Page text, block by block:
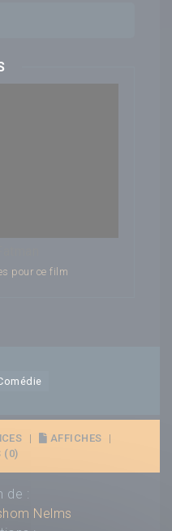
pour ce film
| AFFICHES
|
(0)
de :
Nelms